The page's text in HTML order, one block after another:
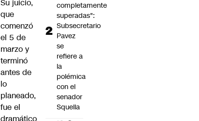
Su juicio,
que
comenzó
el 5 de
marzo y
terminó
antes de
lo
planeado,
fue el
dramático
completamente
superadas":
Subsecretario
Pavez
se
refiere a
la
polémica
con el
senador
Squella